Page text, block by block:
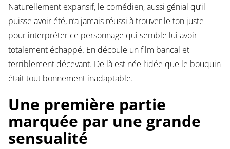
Naturellement expansif, le comédien, aussi génial qu’il
puisse avoir été, n’a jamais réussi à trouver le ton juste
pour interpréter ce personnage qui semble lui avoir
totalement échappé. En découle un film bancal et
terriblement décevant. De là est née l’idée que le bouquin
était tout bonnement inadaptable.
Une première partie
marquée par une grande
sensualité